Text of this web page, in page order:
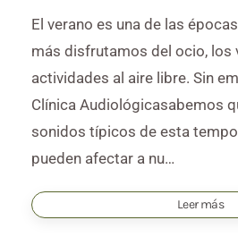
El verano es una de las
más disfrutamos del ocio, los
actividades al aire libre. Sin
Clínica Audiológicasabemos
sonidos típicos de esta
pueden afectar a nu…
Leer más